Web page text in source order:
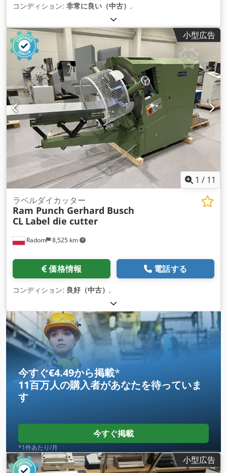
コンディション: 非常に良い（中古） ,
小型広告
1 / 11
Radom 8,525 km
ラベルダイカッター
Ram Punch Gerhard Busch
CL Label die cutter
価格情報 電話する
コンディション: 良好（中古） ,
今すぐ€4.49から掲載*
11百万人の購入者があなたを待っていま
す
今すぐ掲載
*1件あたり/月
小型広告